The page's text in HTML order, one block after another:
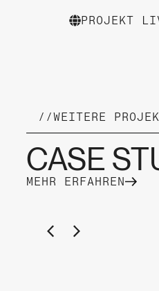
PROJEKT
//WEITERE
CASE
MEHR ERFAHREN